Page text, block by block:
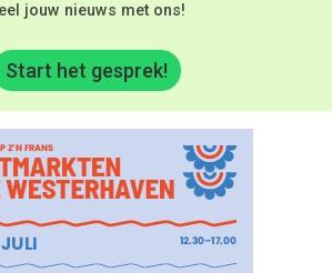
jouw nieuws met ons!
Start het gesprek!